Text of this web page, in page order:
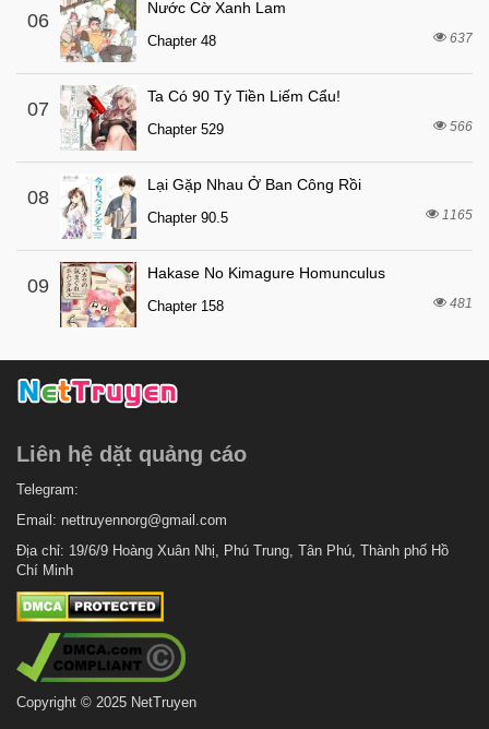
Chapter 21
Chapter 20
Chapter 19 6 tháng trước
Chapter 18
Chapter 17 6 tháng trước
Chapter 16
Chapter 15
Chapter 14 6 tháng trước
Chapter 13
Chapter 11
Chapter 9 8 tháng trước
Chapter 8
Chapter 7
Chapter 6 8 tháng trước
Chapter 5
Chapter 4
Chapter 3
Chapter 2
06
Nước Cờ Xanh Lam
Chapter 48 637
07
Ta Có 90 Tỷ Tiền Liếm Cẩu!
Chapter 529 566
08
Lại Gặp Nhau Ở Ban Công Rồi
Chapter 90.5 1165
09
Hakase No Kimagure Homunculus
Chapter 158 481
Liên hệ dặt quảng cáo
Telegram:
Email: nettruyennorg@gmail.com
Địa chỉ: 19/6/9 Hoàng Xuân Nhị, Phú Trung, Tân Phú, Thành phố Hồ
Chí Minh
Copyright © 2025 NetTruyen